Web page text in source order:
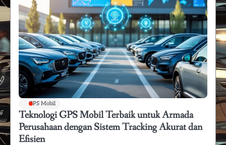
GPS Mobil
Teknologi GPS Mobil Terbaik untuk Armada
Perusahaan dengan Sistem Tracking Akurat dan
Efisien